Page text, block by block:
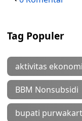
Tag Populer
aktivitas ekonomi
BBM Nonsubsidi
bupati